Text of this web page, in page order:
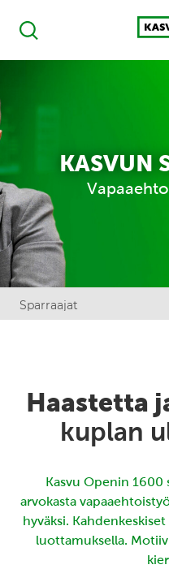
Haku
Kasvu Open
KASVUN
Sparraajat
Haastetta
kuplan
Kasvu Openin 1600
arvokasta
hyväksi.
luottamuksella.